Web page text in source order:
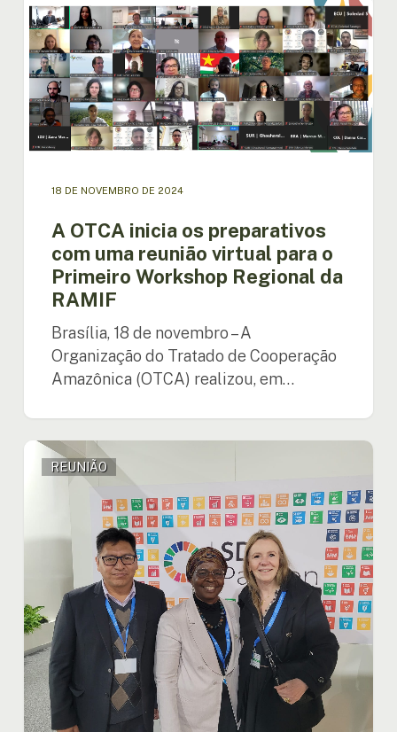
inicia
os
preparativos
com
uma
reunião
virtual
para
Primeiro
Regional
RAMIF
18 DE NOVEMBRO DE 2024
A OTCA inicia os preparativos
com uma reunião virtual para o
Primeiro Workshop Regional da
RAMIF
Brasília, 18 de novembro – A
Organização do Tratado de Cooperação
Amazônica (OTCA) realizou, em…
Reunião
chave
e
Fórum
Florestal
da
ONU
fortalecem
aliança
REUNIÃO